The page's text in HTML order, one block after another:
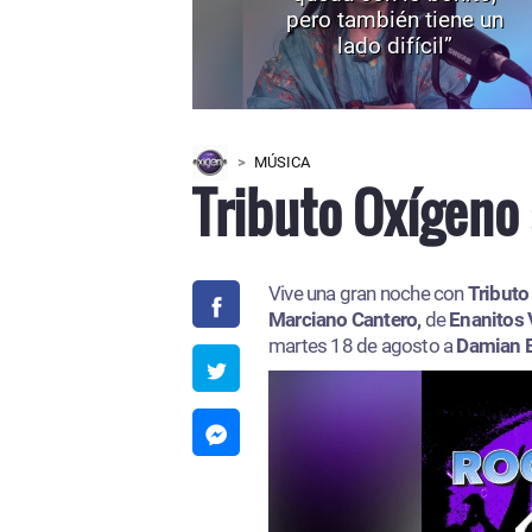
pero también tiene un
lado difícil”
MÚSICA
Tributo
Vive una gran noche con
Marciano Cantero,deEnanitos
martes 18 de agosto aDamian